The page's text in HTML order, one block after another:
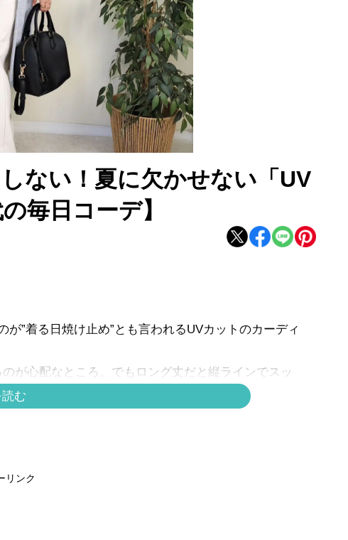
ない！夏に欠かせない「UV
毎日コーデ】
”着る日焼け止め”とも言われるUVカットのカーディ
が心配なところ。でもロング丈だと縦ラインでスッ
ルド使いできちんと感も出ます。
む
リンク